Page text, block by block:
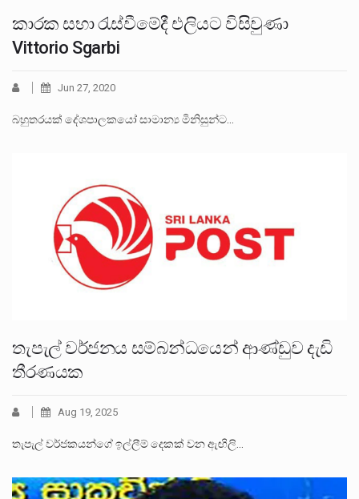
කාරක සභා රැස්වීමේදී එලියට විසිවුණා
Vittorio Sgarbi
Jun 27, 2020
බහුතරයක් දේශපාලකයෝ සාමාන්‍ය මිනිසුන්ට…
තැපැල් වර්ජනය සම්බන්ධයෙන් ආණ්ඩුව දැඩි
තීරණයක
Aug 19, 2025
තැපැල් වර්ජකයන්ගේ ඉල්ලීම් දෙකක් වන ඇඟිලි…